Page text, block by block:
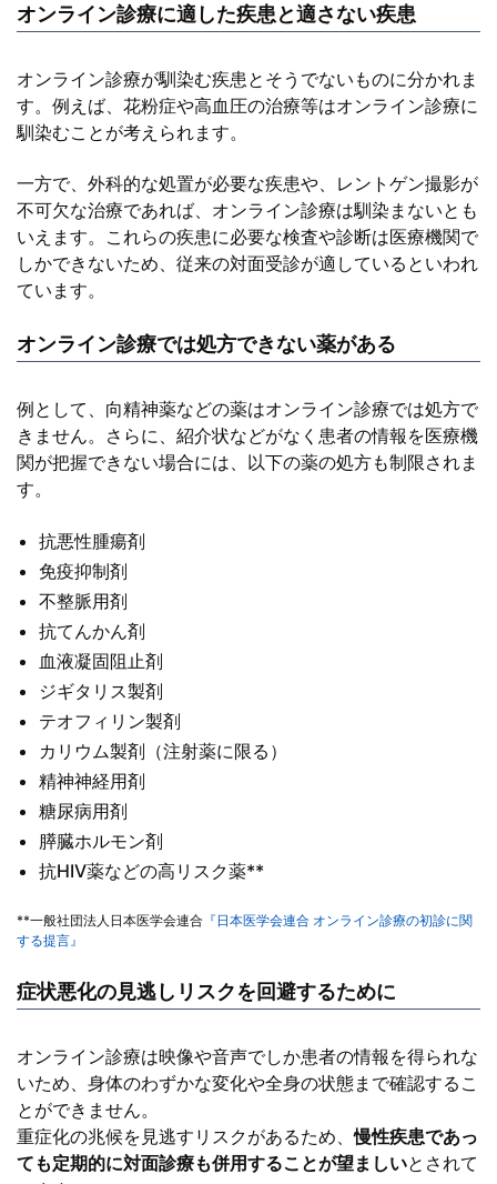
オンライン診療に適した疾患と適さない疾患
オンライン診療が馴染む疾患とそうでないものに分かれま
す。例えば、花粉症や高血圧の治療等はオンライン診療に
馴染むことが考えられます。
一方で、外科的な処置が必要な疾患や、レントゲン撮影が
不可欠な治療であれば、オンライン診療は馴染まないとも
いえます。これらの疾患に必要な検査や診断は医療機関で
しかできないため、従来の対面受診が適しているといわれ
ています。
オンライン診療では処方できない薬がある
例として、向精神薬などの薬はオンライン診療では処方で
きません。さらに、紹介状などがなく患者の情報を医療機
関が把握できない場合には、以下の薬の処方も制限されま
す。
抗悪性腫瘍剤
免疫抑制剤
不整脈用剤
抗てんかん剤
血液凝固阻止剤
ジギタリス製剤
テオフィリン製剤
カリウム製剤（注射薬に限る）
精神神経用剤
糖尿病用剤
膵臓ホルモン剤
抗HIV薬などの高リスク薬**
**一般社団法人日本医学会連合 『⽇本医学会連合 オンライン診療の初診に関
する提⾔』
症状悪化の見逃しリスクを回避するために
オンライン診療は映像や音声でしか患者の情報を得られな
いため、身体のわずかな変化や全身の状態まで確認するこ
とができません。
重症化の兆候を見逃すリスクがあるため、慢性疾患であっ
ても定期的に対面診療も併用することが望ましいとされて